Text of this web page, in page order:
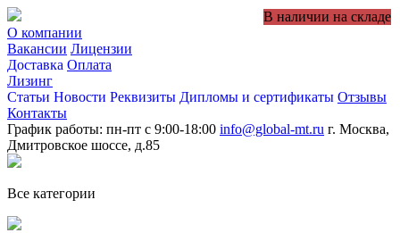
О компании
Вакансии Лицензии
Доставка Оплата
Лизинг
Статьи Новости Реквизиты Дипломы и сертификаты Отзывы
Контакты
График работы: пн-пт с 9:00-18:00 info@global-mt.ru г. Москва,
Дмитровское шоссе, д.85
Все категории
В наличии на складе